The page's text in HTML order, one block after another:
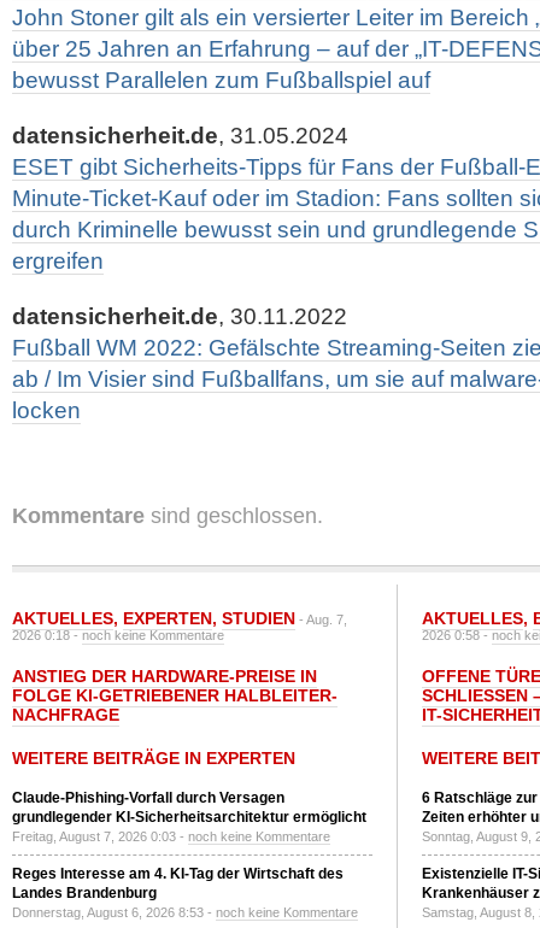
John Stoner gilt als ein versierter Leiter im Bereich
über 25 Jahren an Erfahrung – auf der „IT-
bewusst Parallelen zum Fußballspiel auf
datensicherheit.de, 31.05.2024
ESET gibt Sicherheits-Tipps für Fans der Fußball-
Minute-Ticket-Kauf oder im Stadion: Fans sollten
durch Kriminelle bewusst sein und grundlegende
ergreifen
datensicherheit.de, 30.11.2022
Fußball WM 2022: Gefälschte Streaming-Seiten
ab / Im Visier sind Fußballfans, um sie auf
locken
Kommentare sind geschlossen.
AKTUELLES, EXPERTEN, STUDIEN - Aug. 7,
2026 0:18 -noch keine Kommentare
ANSTIEG DER HARDWARE-PREISE IN
FOLGE KI-GETRIEBENER HALBLEITER-
NACHFRAGE
WEITERE BEITRÄGE IN EXPERTEN
Claude-Phishing-Vorfall durch Versagen
grundlegender KI-Sicherheitsarchitektur ermöglicht
Freitag, August 7, 2026 0:03 - noch keine Kommentare
Reges Interesse am 4. KI-Tag der Wirtschaft des
Landes Brandenburg
Donnerstag, August 6, 2026 8:53 - noch keine Kommentare
AKTUELLES,
2026 0:58 -noch
OFFENE
SCHLIESSEN
T-
WEITERE
6 Ratschläge
Zeiten erhöhter
Sonntag, August 9,
Existenzielle IT-
Krankenhäuser
Samstag, August